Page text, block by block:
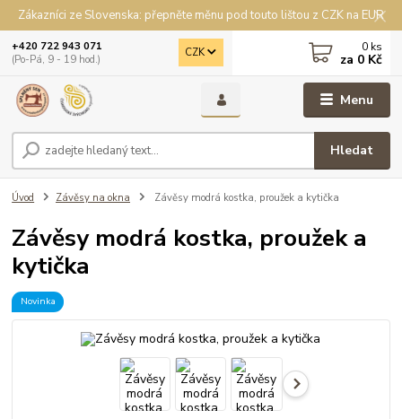
Zákazníci ze Slovenska: přepněte měnu pod touto lištou z CZK na EUR
Menu
CZK
Hledat
+420 722 943 071
(Po-Pá, 9 - 19 hod.)
0 ks
za 0 Kč
Úvod Závěsy na okna Závěsy modrá kostka, proužek a kytička
Závěsy modrá kostka, proužek a
kytička
Novinka